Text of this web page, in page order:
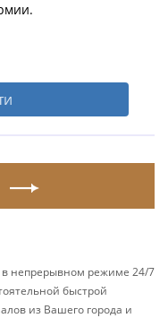
в непрерывном режиме 24/7
быстрой
из Вашего города и